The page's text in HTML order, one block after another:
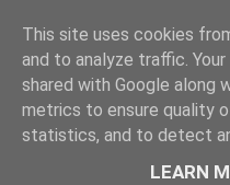
Книжен
Блог на книжарницата —
ул. „Оборище" 117,
This site uses cookies
and to analyze traffic.
shared with Google along
metrics to ensure quality
statistics, and to detect
LEARN